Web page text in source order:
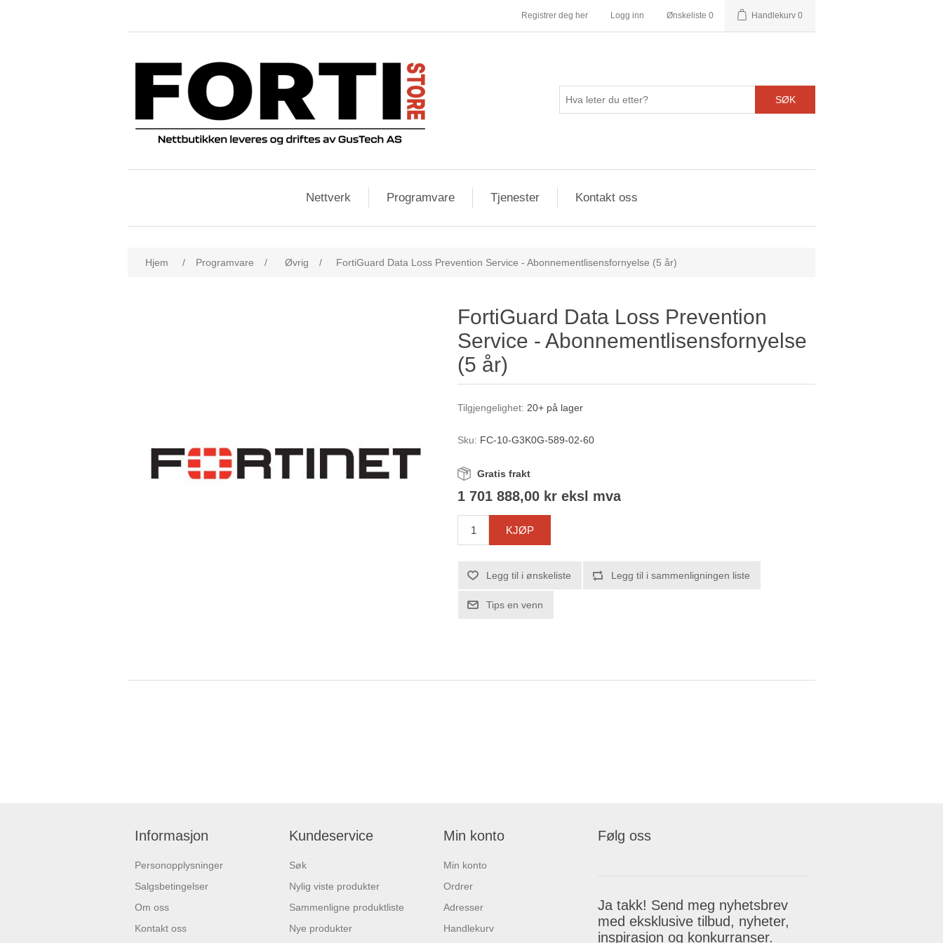
Registrer deg her Logg inn Ønskeliste 0 Handlekurv 0
SØK
Nettverk Programvare Tjenester Kontakt oss
Hjem / Programvare / Øvrig / FortiGuard Data Loss Prevention Service - Abonnementlisensfornyelse (5 år)
FortiGuard Data Loss Prevention
Service - Abonnementlisensfornyelse
(5 år)
Tilgjengelighet: 20+ på lager
Sku: FC-10-G3K0G-589-02-60
Gratis frakt
1 701 888,00 kr eksl mva
KJØP
Legg til i ønskeliste Legg til i sammenligningen liste
Tips en venn
Informasjon
Personopplysninger
Salgsbetingelser
Om oss
Kontakt oss
Kundeservice
Søk
Nylig viste produkter
Sammenligne produktliste
Nye produkter
Min konto
Min konto
Ordrer
Adresser
Handlekurv
Følg oss
Ja takk! Send meg nyhetsbrev
med eksklusive tilbud, nyheter,
inspirasjon og konkurranser.